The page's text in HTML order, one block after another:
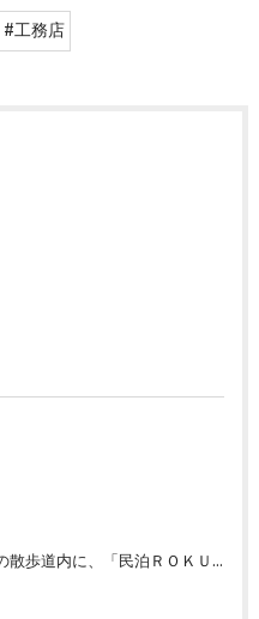
#工務店
常滑のやきもの散歩道内に、「民泊ＲＯＫＵ」が完成しました